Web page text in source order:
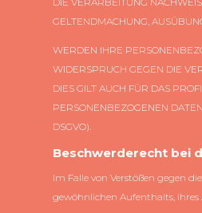
GELTENDMACHUNG,
WERDEN IHRE
WIDERSPRUCH GEGEN DIE
DIES GILT AUCH FÜR DAS
PERSONENBEZOGENEN
DSGVO).
Beschwerde­recht bei
Im Falle von Verstößen gegen
gewöhnlichen Aufenthalts,